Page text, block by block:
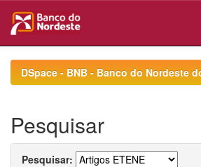
navigationDSpace - BNB - Banco do Nordeste
Pesquisar
Pesquisar: